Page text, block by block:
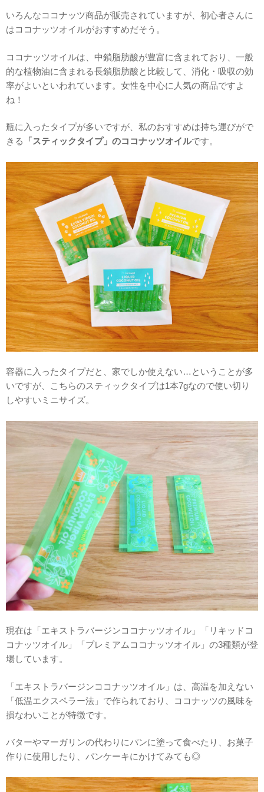
いろんなココナッツ商品が販売されていますが、初心者さんに
はココナッツオイルがおすすめだそう。
ココナッツオイルは、中鎖脂肪酸が豊富に含まれており、一般
的な植物油に含まれる長鎖脂肪酸と比較して、消化・吸収の効
率がよいといわれています。女性を中心に人気の商品ですよ
ね！
瓶に入ったタイプが多いですが、私のおすすめは持ち運びがで
きる
「スティックタイプ」のココナッツオイルです。
容器に入ったタイプだと、家でしか使えない…ということが多
いですが、こちらのスティックタイプは1本7gなので使い切り
しやすいミニサイズ。
現在は「エキストラバージンココナッツオイル」「リキッドコ
コナッツオイル」「プレミアムココナッツオイル」の3種類が登
場しています。
「エキストラバージンココナッツオイル」は、高温を加えない
「低温エクスペラー法」で作られており、ココナッツの風味を
損なわいことが特徴です。
バターやマーガリンの代わりにパンに塗って食べたり、お菓子
作りに使用したり、パンケーキにかけてみても◎